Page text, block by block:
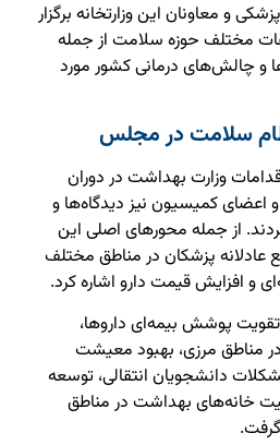
و معاونان این وزارتخانه برگزار
مختلف حوزه سلامت از جمله
و چالش‌های درمانی کشور مورد
سلامت در مجلس
وزارت بهداشت در دوران
اعضای کمیسیون نیز دیدگاه‌ها و
از جمله محورهای اصلی این
عادلانه پزشکان در مناطق مختلف
و افزایش قیمت دارو اشاره کرد.
پوشش بیمه‌ای داروها،
مناطق مرزی، بهبود معیشت
دانشجویان انتقالی، توسعه
خانه‌های بهداشت در مناطق